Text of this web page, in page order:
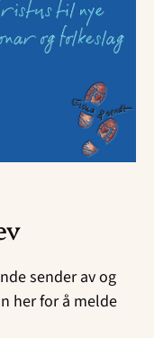
sender av og
her for å melde